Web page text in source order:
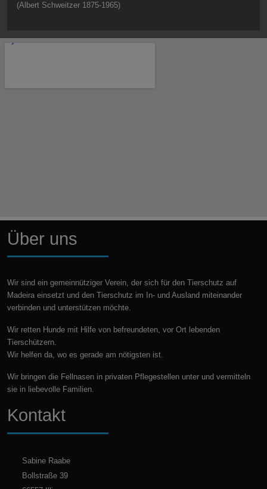
(Albert Schweitzer 1875-1965)
Über uns
Wir sind ein gemeinnütziger Verein, der sich für den Tierschutz auf
Madeira einsetzt und den Tierschutz im In- und Ausland miteinander
verbinden und unterstützen möchte.
Wir retten Hunde mit Hilfe von befreundeten, vor Ort lebenden
Tierschützern.
Wir helfen da, wo es gerade am nötigsten ist.
Wir bringen die Fellnasen in privaten Pflegestellen unter und vermitteln
sie in liebevolle Familien.
Kontakt
Sabine Raabe
Bollstraße 39